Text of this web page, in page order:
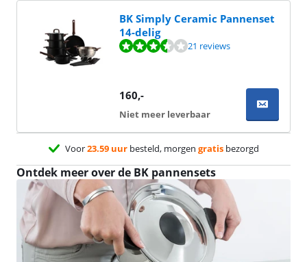
BK Simply Ceramic Pannenset
14-delig
Beoordeling is 7,3 van de 10, gebaseerd op 21 reviews.
21 reviews
160,-
Niet meer leverbaar
Voor23.59 uurbesteld, morgen gratisbezorgd
Ontdek meer over de BK pannensets